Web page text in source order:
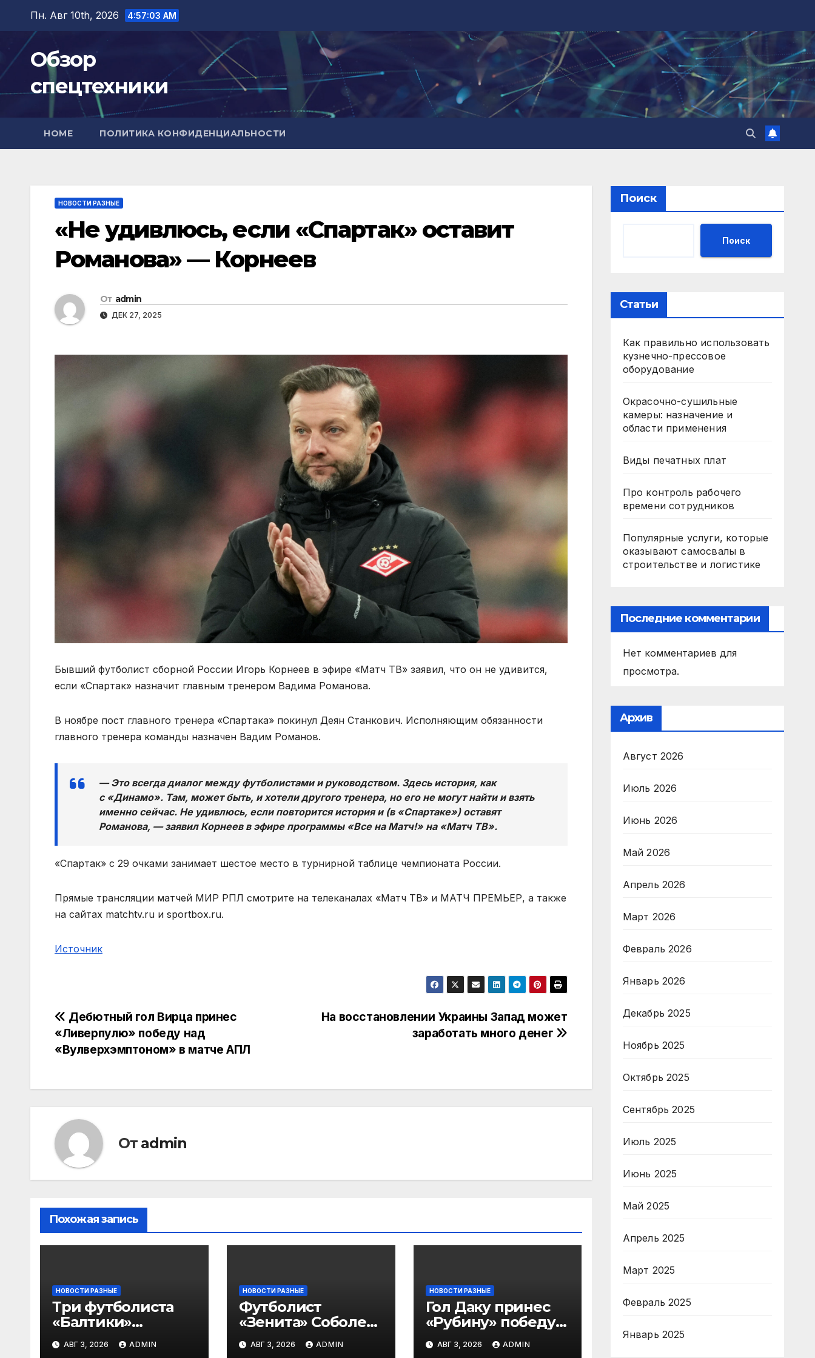
Перейти
содержимому
Пн. Авг 10th, 2026 4:57:04 AM
Обзор
спецтехники
HOME ПОЛИТИКА КОНФИДЕНЦИАЛЬНОСТИ
НОВОСТИ РАЗНЫЕ
«Не удивлюсь, если «Спартак» оставит
Романова» — Корнеев
От admin
ДЕК 27, 2025
Бывший футболист сборной России Игорь Корнеев в эфире «Матч ТВ» заявил, что он не удивится,
если «Спартак» назначит главным тренером Вадима Романова.
В ноябре пост главного тренера «Спартака» покинул Деян Станкович. Исполняющим обязанности
главного тренера команды назначен Вадим Романов.
— Это всегда диалог между футболистами и руководством. Здесь история, как
с «Динамо». Там, может быть, и хотели другого тренера, но его не могут найти и взять
именно сейчас. Не удивлюсь, если повторится история и (в «Спартаке») оставят
Романова, — заявил Корнеев в эфире программы «Все на Матч!» на «Матч ТВ».
«Спартак» с 29 очками занимает шестое место в турнирной таблице чемпионата России.
Прямые трансляции матчей МИР РПЛ смотрите на телеканалах «Матч ТВ» и МАТЧ ПРЕМЬЕР, а также
на сайтах matchtv.ru и sportbox.ru.
Источник
Навигация
по
На восстановлении Украины Запад может
заработать много денег
Дебютный гол Вирца принес
«Ливерпулю» победу над
«Вулверхэмптоном» в матче АПЛ
От admin
Похожая запись
НОВОСТИ РАЗНЫЕ
Три футболиста
«Балтики»
включены в
символическую
АВГ 3, 2026 ADMIN
НОВОСТИ РАЗНЫЕ
Футболист
«Зенита» Соболев:
«Не буду скрывать
— в Оренбурге
АВГ 3, 2026 ADMIN
НОВОСТИ РАЗНЫЕ
Гол Даку принес
«Рубину» победу
над «Акроном» в
матче РПЛ
АВГ 3, 2026 ADMIN
Поиск
Поиск
Статьи
Как правильно использовать
кузнечно-прессовое
оборудование
Окрасочно-сушильные
камеры: назначение и
области применения
Виды печатных плат
Про контроль рабочего
времени сотрудников
Популярные услуги, которые
оказывают самосвалы в
строительстве и логистике
Последние комментарии
Нет комментариев для
просмотра.
Архив
Август 2026
Июль 2026
Июнь 2026
Май 2026
Апрель 2026
Март 2026
Февраль 2026
Январь 2026
Декабрь 2025
Ноябрь 2025
Октябрь 2025
Сентябрь 2025
Июль 2025
Июнь 2025
Май 2025
Апрель 2025
Март 2025
Февраль 2025
Январь 2025